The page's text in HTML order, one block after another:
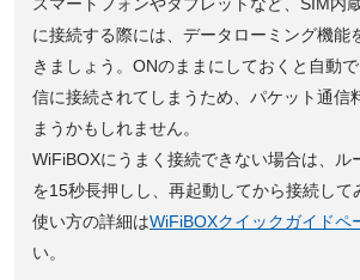
に接続する際には、データローミング機能
きましょう。ONのままにしておくと自動
信に接続されてしまうため、パケット通信
まうかもしれません。
WiFiBOXにうまく接続できない場合は、ル
を15秒長押しし、再起動してから接続して
使い方の詳細はWiFiBOXクイックガイドペ
い。